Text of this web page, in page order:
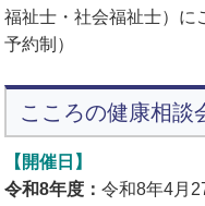
福祉士・社会福祉士）に
予約制）
こころの健康相談
【開催日】
令和8年度：令和8年4月